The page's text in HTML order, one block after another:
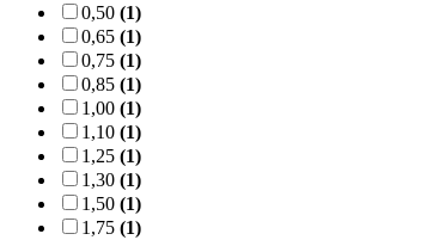
0,50 (1)
0,65 (1)
0,75 (1)
0,85 (1)
1,00 (1)
1,10 (1)
1,25 (1)
1,30 (1)
1,50 (1)
1,75 (1)